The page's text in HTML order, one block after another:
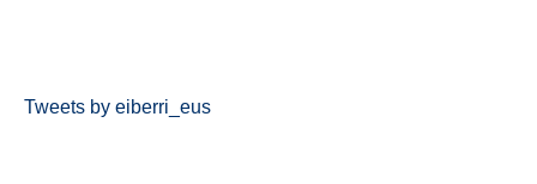
Tweets by eiberri_eus